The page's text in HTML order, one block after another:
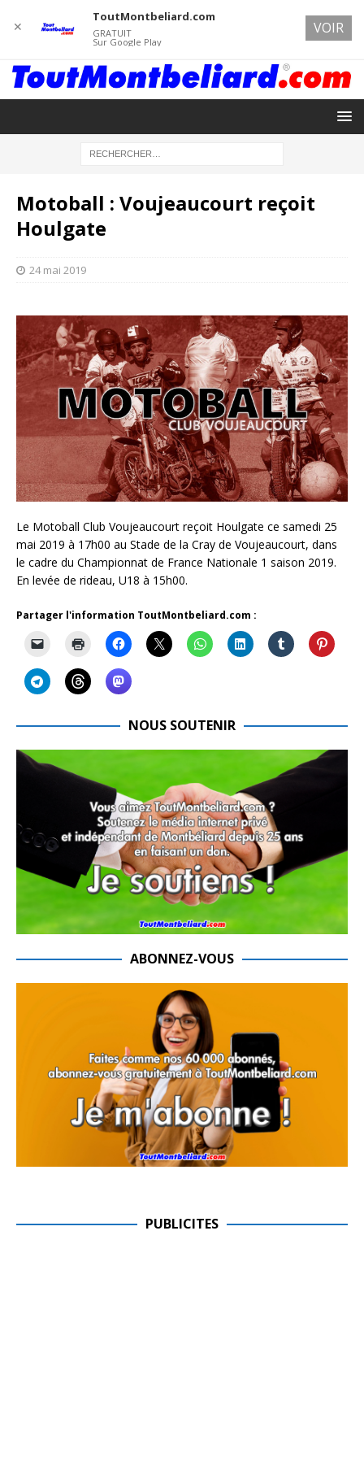
Motoball : Voujeaucourt reçoit
Houlgate
24 mai 2019
Le Motoball Club Voujeaucourt reçoit Houlgate ce samedi 25
mai 2019 à 17h00 au Stade de la Cray de Voujeaucourt, dans
le cadre du Championnat de France Nationale 1 saison 2019.
En levée de rideau, U18 à 15h00.
Partager l'information ToutMontbeliard.com :
NOUS SOUTENIR
ABONNEZ-VOUS
PUBLICITES
✕
ToutMontbeliard.com
GRATUIT
Sur Google Play
VOIR